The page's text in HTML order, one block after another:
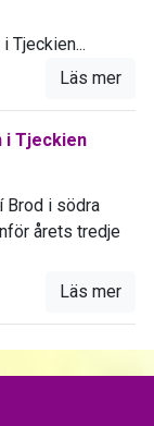
Tjeckien...
Läs mer
i Tjeckien
Brod i södra
årets tredje
Läs mer